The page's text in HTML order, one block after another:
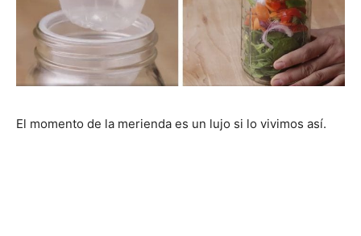
El momento de la merienda es un lujo si lo vivimos así.